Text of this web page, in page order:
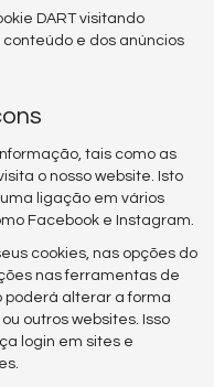
DART visitando
e dos anúncios
tais como as
o nosso website. Isto
uma ligação em vários
Facebook e Instagram.
cookies, nas opções do
nas ferramentas de
poderá alterar a forma
outros websites. Isso
login em sites e